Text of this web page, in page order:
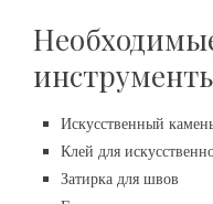
Искусственный
Клей для
Затирка для швов